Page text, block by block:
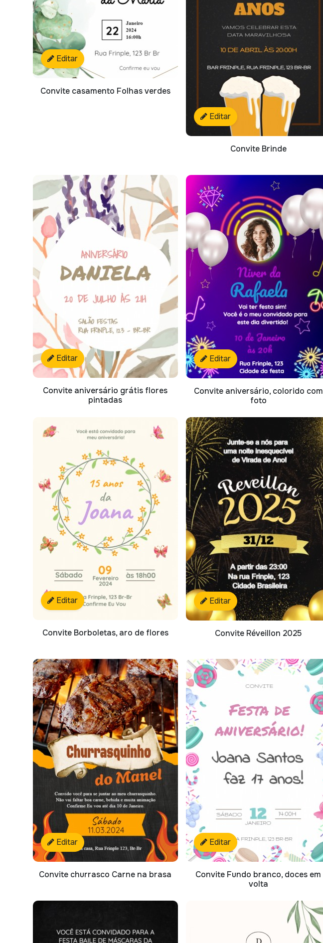
Editar
Convite casamento Folhas verdes
Editar
Convite Brinde
Editar
Convite aniversário grátis flores
pintadas
Editar
Convite aniversário, colorido com
foto
Editar
Convite Borboletas, aro de flores
Editar
Convite Réveillon 2025
Editar
Convite churrasco Carne na brasa
Editar
Convite Fundo branco, doces em
volta